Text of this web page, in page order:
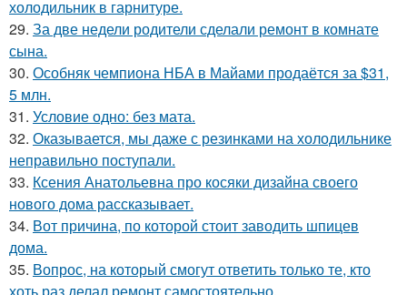
холодильник в гарнитуре.
29. За две недели родители сделали ремонт в комнате
сына.
30. Особняк чемпиона НБА в Майами продаётся за $31,
5 млн.
31. Условие одно: без мата.
32. Оказывается, мы даже с резинками на холодильнике
неправильно поступали.
33. Ксения Анатольевна про косяки дизайна своего
нового дома рассказывает.
34. Вот причина, по которой стоит заводить шпицев
дома.
35. Вопрос, на который смогут ответить только те, кто